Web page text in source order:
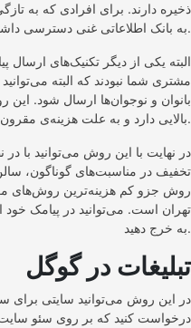
ذخیره دارند. برای افرادی که به
به بانک اطلاعاتی غنی دسترسی داشته باشند.
البته یکی از دیگر تکنیک‌های ارسال
مشتری شما نبودند که البته
بانوان و نوجوان‌ها ارسال شود. این
بالایی دارد و به علت هزینه‌ی مقرون به صرفه امتحان آن ضرری ندارد.
در نهایت با این روش می‌توانید با
تخفیف در مناسبت‌های گوناگون،
روش جزو کم هزینه‌ترین روش‌های
تهران است. می‌توانید در پیامک خود
به خرج دهید.
تبلیغات در گوگل
در این روش می‌توانید سایتی برای
درخواست کنید که بر روی سئو سایت